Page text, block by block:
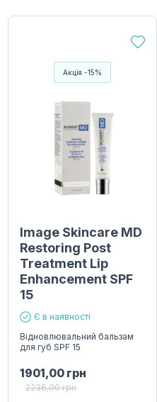
Акція -15%
Image Skincare MD
Restoring Post
Treatment Lip
Enhancement SPF
15
Є в наявності
Відновлювальний бальзам
для губ SPF 15
1901,00 грн
2236,00грн